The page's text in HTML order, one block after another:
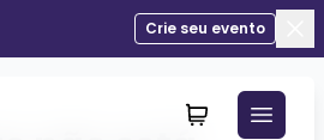
Crie seu evento